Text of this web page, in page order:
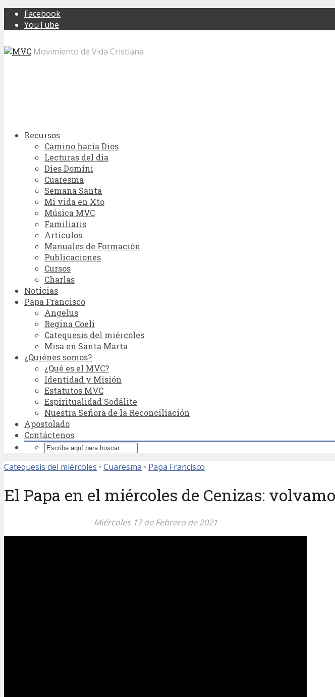
Facebook
YouTube
Movimiento de Vida Cristiana
Recursos
Camino hacia Dios
Lecturas del día
Dies Domini
Cuaresma
Semana Santa
Mi vida en Xto
Música MVC
Familiaris
Artículos
Manuales de Formación
Publicaciones
Cursos
Charlas
Noticias
Papa Francisco
Angelus
Regina Coeli
Catequesis del miércoles
Misa en Santa Marta
¿Quiénes somos?
¿Qué es el MVC?
Identidad y Misión
Estatutos MVC
Espiritualidad Sodálite
Nuestra Señora de la Reconciliación
Apostolado
Contáctenos
Catequesis del miércoles • Cuaresma • Papa Francisco
El Papa en el miércoles de Cenizas:
Miércoles 17 de Febrero de 2021